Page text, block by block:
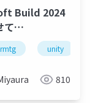
azure openai
Build 2024
て
Meshの
アル
がパワーアッ
unity
810